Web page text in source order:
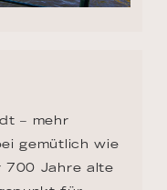
– mehr
gemütlich wie
700 Jahre alte